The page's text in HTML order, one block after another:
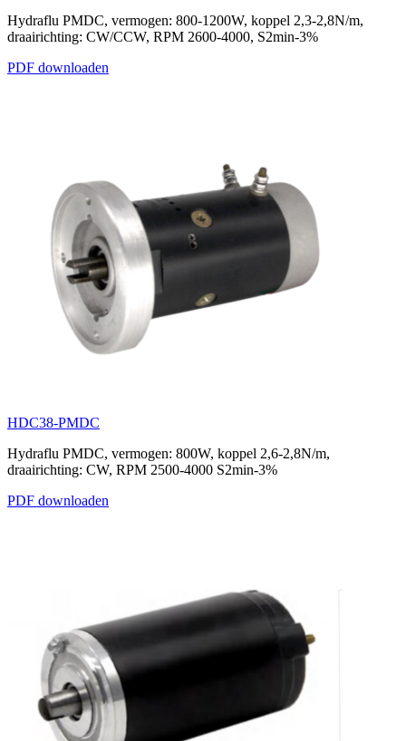
Hydraflu PMDC, vermogen: 800-1200W, koppel 2,3-2,8N/m,
draairichting: CW/CCW, RPM 2600-4000, S2min-3%
PDF downloaden
HDC38-PMDC
Hydraflu PMDC, vermogen: 800W, koppel 2,6-2,8N/m,
draairichting: CW, RPM 2500-4000 S2min-3%
PDF downloaden